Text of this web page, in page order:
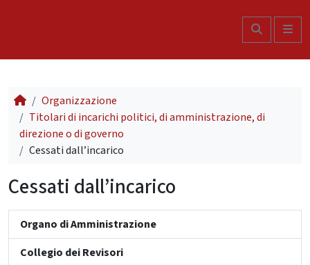
Search
Organizzazione
Titolari di incarichi politici, di amministrazione, di
direzione o di governo
Cessati dall’incarico
Cessati dall’incarico
Organo di Amministrazione
Collegio dei Revisori